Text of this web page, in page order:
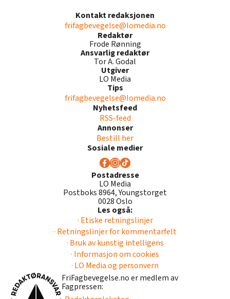
Kontakt redaksjonen
frifagbevegelse@lomedia.no
Redaktør
Frode Rønning
Ansvarlig redaktør
Tor A. Godal
Utgiver
LO Media
Tips
frifagbevegelse@lomedia.no
Nyhetsfeed
RSS-feed
Annonser
Bestill her
Sosiale medier
Postadresse
LO Media
Postboks 8964, Youngstorget
0028 Oslo
Les også:
· Etiske retningslinjer
· Retningslinjer for kommentarfelt
· Bruk av kunstig intelligens
· Informasjon om cookies
· LO Media og personvern
FriFagbevegelse.no er medlem av
Fagpressen: